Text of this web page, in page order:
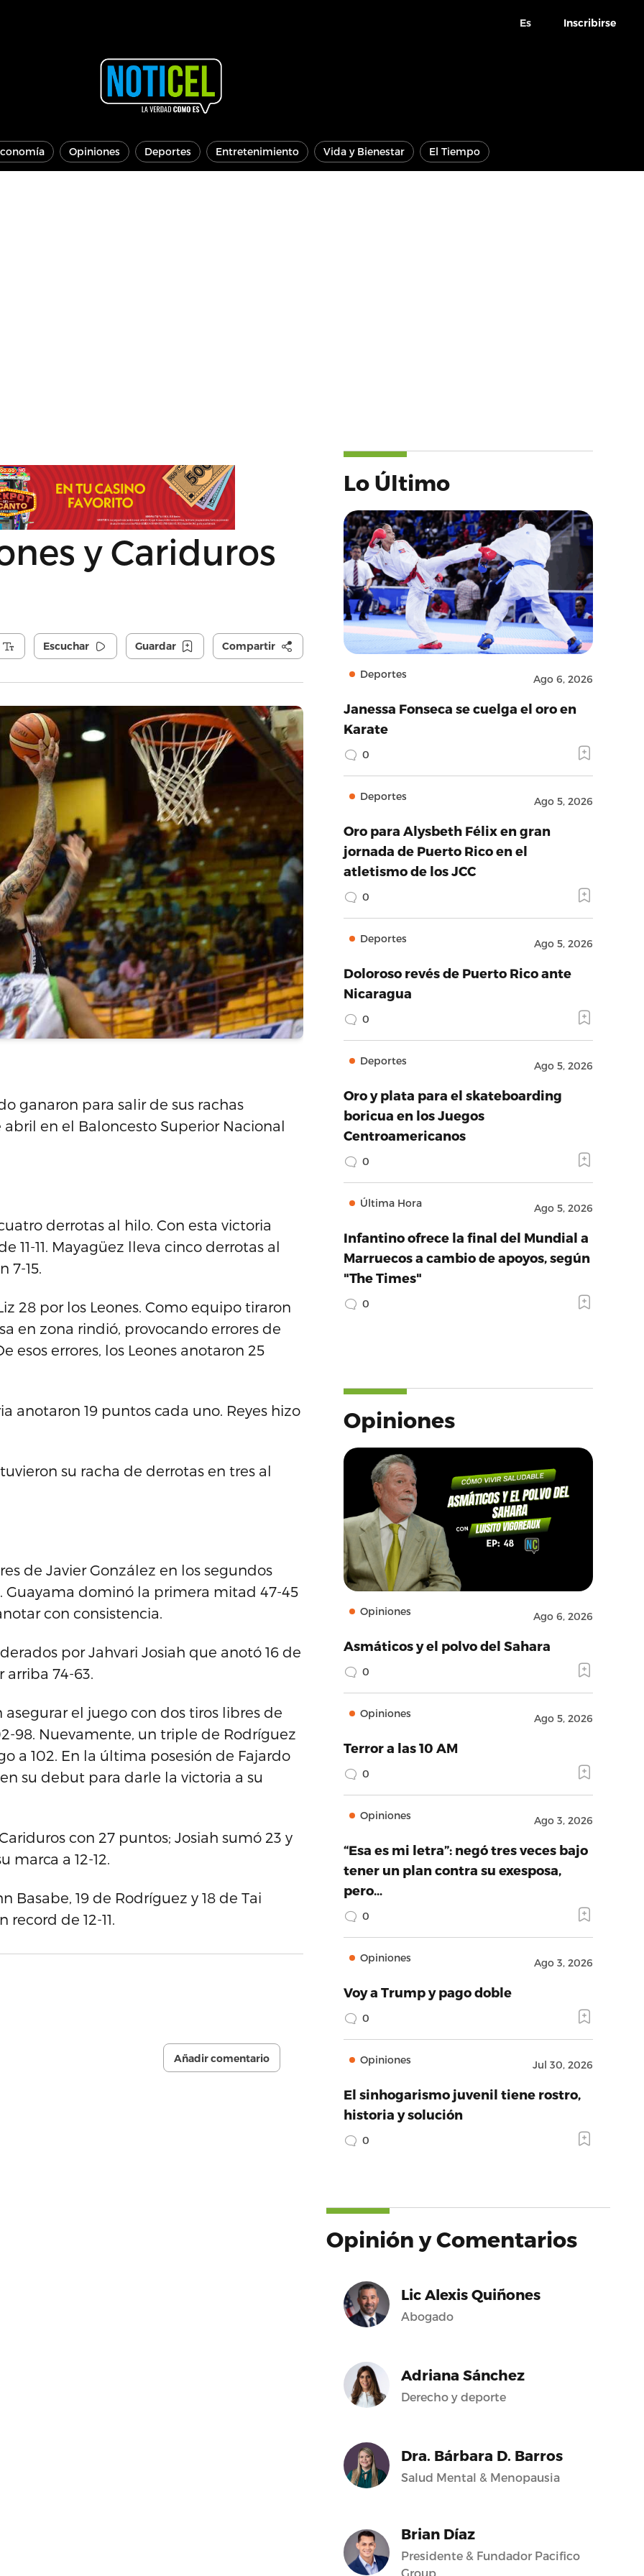
Es Inscribirse
Opiniones Deportes Entretenimiento Vida y Bienestar El Tiempo
y Cariduros
Escuchar Guardar Compartir
ganaron para salir de sus rachas
en el Baloncesto Superior Nacional
derrotas al hilo. Con esta victoria
11-11. Mayagüez lleva cinco derrotas al
7-15.
28 por los Leones. Como equipo tiraron
en zona rindió, provocando errores de
errores, los Leones anotaron 25
anotaron 19 puntos cada uno. Reyes hizo
su racha de derrotas en tres al
de Javier González en los segundos
dominó la primera mitad 47-45
con consistencia.
por Jahvari Josiah que anotó 16 de
74-63.
el juego con dos tiros libres de
98. Nuevamente, un triple de Rodríguez
a 102. En la última posesión de Fajardo
su debut para darle la victoria a su
con 27 puntos; Josiah sumó 23 y
marca a 12-12.
19 de Rodríguez y 18 de Tai
de 12-11.
Añadir comentario
Lo Último
Deportes Ago 6, 2026
Janessa Fonseca se cuelga el oro en
Karate
0
Deportes Ago 5, 2026
Oro para Alysbeth Félix en gran
jornada de Puerto Rico en el
atletismo de los JCC
0
Deportes Ago 5, 2026
Doloroso revés de Puerto Rico ante
Nicaragua
0
Deportes Ago 5, 2026
Oro y plata para el skateboarding
boricua en los Juegos
Centroamericanos
0
Última Hora Ago 5, 2026
Infantino ofrece la final del Mundial a
Marruecos a cambio de apoyos, según
"The Times"
0
Opiniones
Opiniones Ago 6, 2026
Asmáticos y el polvo del Sahara
0
Opiniones Ago 5, 2026
Terror a las 10 AM
0
Opiniones Ago 3, 2026
“Esa es mi letra”: negó tres veces bajo
tener un plan contra su exesposa,
pero…
0
Opiniones Ago 3, 2026
Voy a Trump y pago doble
0
Opiniones Jul 30, 2026
El sinhogarismo juvenil tiene rostro,
historia y solución
0
Opinión y Comentarios
Lic Alexis Quiñones
Abogado
Adriana Sánchez
Derecho y deporte
Dra. Bárbara D. Barros
Salud Mental & Menopausia
Brian Díaz
Presidente & Fundador Pacifico
Group